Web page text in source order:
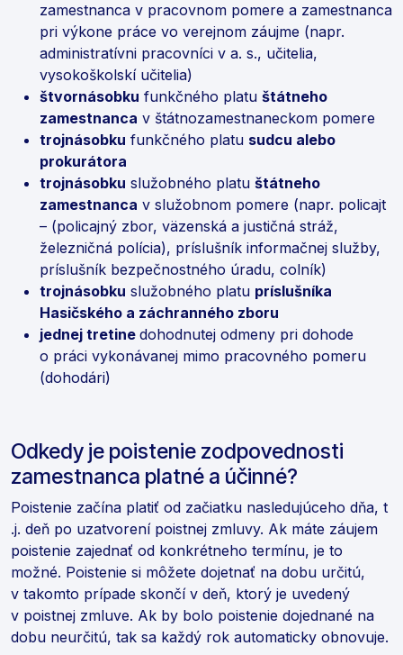
zamestnanca v pracovnom pomere a zamestnanca
pri výkone práce vo verejnom záujme (napr.
administratívni pracovníci v a. s., učitelia,
vysokoškolskí učitelia)
štvornásobku funkčného platu štátneho
zamestnanca v štátnozamestnaneckom pomere
trojnásobku funkčného platu sudcu alebo
prokurátora
trojnásobku služobného platu štátneho
zamestnanca v služobnom pomere (napr. policajt
– (policajný zbor, väzenská a justičná stráž,
železničná polícia), príslušník informačnej služby,
príslušník bezpečnostného úradu, colník)
trojnásobku služobného platu príslušníka
Hasičského a záchranného zboru
jednej tretine dohodnutej odmeny pri dohode
o práci vykonávanej mimo pracovného pomeru
(dohodári)
Odkedy je poistenie zodpovednosti
zamestnanca platné a účinné?
Poistenie začína platiť od začiatku nasledujúceho dňa, t
.j. deň po uzatvorení poistnej zmluvy. Ak máte záujem
poistenie zajednať od konkrétneho termínu, je to
možné. Poistenie si môžete dojetnať na dobu určitú,
v takomto prípade skončí v deň, ktorý je uvedený
v poistnej zmluve. Ak by bolo poistenie dojednané na
dobu neurčitú, tak sa každý rok automaticky obnovuje.